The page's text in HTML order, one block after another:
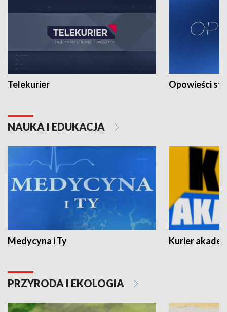
Telekurier Opowieści
NAUKA I EDUKACJA
Medycyna i Ty Kurier
PRZYRODA I EKOLOGIA